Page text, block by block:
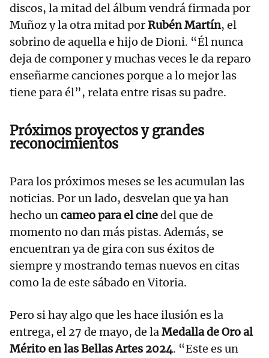
discos, la mitad del álbum vendrá firmada por
Muñoz y la otra mitad porRubén Martín, el
sobrino de aquella e hijo de Dioni. “Él nunca
deja de componer y muchas veces le da reparo
enseñarme canciones porque a lo mejor las
tiene para él”, relata entre risas su padre.
Próximos proyectos y grandes
reconocimientos
Para los próximos meses se les acumulan las
noticias. Por un lado, desvelan que ya han
hecho uncameo para el cinedel que de
momento no dan más pistas. Además, se
encuentran ya de gira con sus éxitos de
siempre y mostrando temas nuevos en citas
como la de este sábado en Vitoria.
Pero si hay algo que les hace ilusión es la
entrega, el 27 de mayo, de laMedalla de Oro al
Mérito en las Bellas Artes 2024. “Este es un